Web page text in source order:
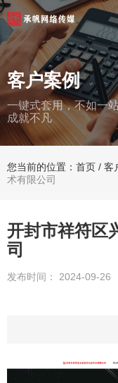
客户案例
一键式套用，不如一
成就不凡
您当前的位置：首页 / 客
术有限公司
开封市祥符区
司
发布时间： 2024-09-26